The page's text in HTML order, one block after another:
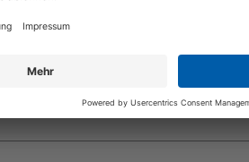
Durchschnittliche Bewertung von 5 von
von Kim
Super